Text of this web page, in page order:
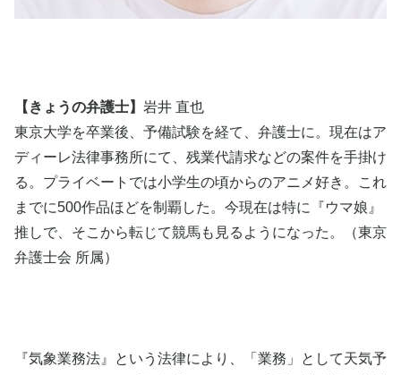
【きょうの弁護士】 岩井 直也
東京大学を卒業後、予備試験を経て、弁護士に。現在はア
ディーレ法律事務所にて、残業代請求などの案件を手掛け
る。プライベートでは小学生の頃からのアニメ好き。これ
までに500作品ほどを制覇した。今現在は特に『ウマ娘』
推しで、そこから転じて競馬も見るようになった。（東京
弁護士会 所属）
『気象業務法』という法律により、「業務」として天気予